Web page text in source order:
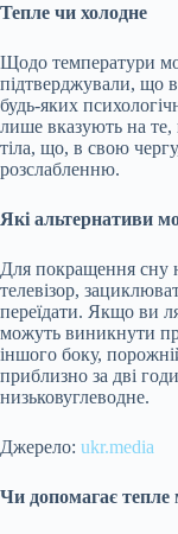
Тепле чи холодне
Щодо температури
підтверджували, що
будь-яких
лише вказують на
тіла, що, в свою
розслабленню.
Які альтернативи
Для покращення сну
телевізор,
переїдати. Якщо ви
можуть виникнути
іншого боку,
приблизно за дві
низьковуглеводне.
Джерело: ukr.media
Чи допомагає тепле